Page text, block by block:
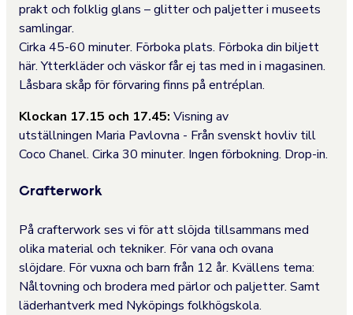
prakt och folklig glans – glitter och paljetter i museets
samlingar.
Cirka 45-60 minuter. Förboka plats. Förboka din biljett
här. Ytterkläder och väskor får ej tas med in i magasinen.
Låsbara skåp för förvaring finns på entréplan.
Klockan 17.15 och 17.45: Visning av
utställningen Maria Pavlovna - Från svenskt hovliv till
Coco Chanel. Cirka 30 minuter. Ingen förbokning. Drop-in.
Crafterwork
På crafterwork ses vi för att slöjda tillsammans med
olika material och tekniker. För vana och ovana
slöjdare. För vuxna och barn från 12 år. Kvällens tema:
Nåltovning och brodera med pärlor och paljetter. Samt
läderhantverk med Nyköpings folkhögskola.